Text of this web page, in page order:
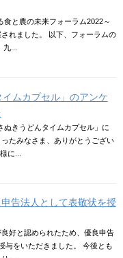
と農の未来フォーラム2022～
れました。 以下、フォーラムの
...
ムカプセル」のアンケ
ぬきうどんタイムカプセル」に
たみなさま、ありがとうござい
に...
告法人として表敬状を授
好と認められたため、優良申告
与をいただきました。 今後とも